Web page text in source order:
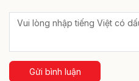
Gửi bình luận